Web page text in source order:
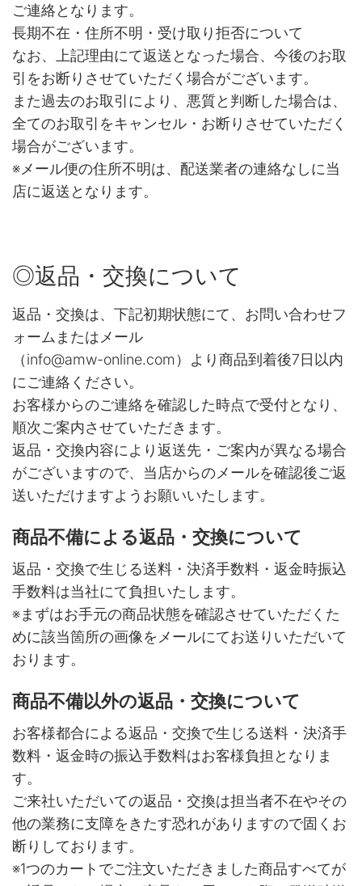
ご連絡となります。
長期不在・住所不明・受け取り拒否について
なお、上記理由にて返送となった場合、今後のお取
引をお断りさせていただく場合がございます。
また過去のお取引により、悪質と判断した場合は、
全てのお取引をキャンセル・お断りさせていただく
場合がございます。
※メール便の住所不明は、配送業者の連絡なしに当
店に返送となります。
◎返品・交換について
返品・交換は、下記初期状態にて、お問い合わせフ
ォームまたはメール
（info@amw-online.com）より商品到着後7日以内
にご連絡ください。
お客様からのご連絡を確認した時点で受付となり、
順次ご案内させていただきます。
返品・交換内容により返送先・ご案内が異なる場合
がございますので、当店からのメールを確認後ご返
送いただけますようお願いいたします。
商品不備による返品・交換について
返品・交換で生じる送料・決済手数料・返金時振込
手数料は当社にて負担いたします。
※まずはお手元の商品状態を確認させていただくた
めに該当箇所の画像をメールにてお送りいただいて
おります。
商品不備以外の返品・交換について
お客様都合による返品・交換で生じる送料・決済手
数料・返金時の振込手数料はお客様負担となりま
す。
ご来社いただいての返品・交換は担当者不在やその
他の業務に支障をきたす恐れがありますので固くお
断りしております。
※1つのカートでご注文いただきました商品すべてが